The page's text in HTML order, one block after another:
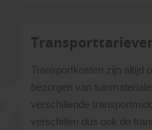
Transportkosten zijn altijd
bezorgen van
verschillende
verschillen dus ook de